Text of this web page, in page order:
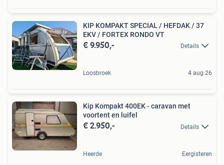
KIP KOMPAKT SPECIAL / HEFDAK / 37
EKV / FORTEX RONDO VT
€ 9.950,- Details
Loosbroek 4 aug 26
Kip Kompakt 400EK - caravan met
voortent en luifel
€ 2.950,- Details
Heerde Eergisteren